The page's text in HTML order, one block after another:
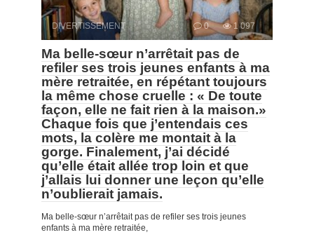
DIVERTISSEMENT 0 1 097
Ma belle-sœur n’arrêtait pas de
refiler ses trois jeunes enfants à ma
mère retraitée, en répétant toujours
la même chose cruelle : « De toute
façon, elle ne fait rien à la maison.»
Chaque fois que j’entendais ces
mots, la colère me montait à la
gorge. Finalement, j’ai décidé
qu’elle était allée trop loin et que
j’allais lui donner une leçon qu’elle
n’oublierait jamais.
Ma belle-sœur n’arrêtait pas de refiler ses trois jeunes
enfants à ma mère retraitée,